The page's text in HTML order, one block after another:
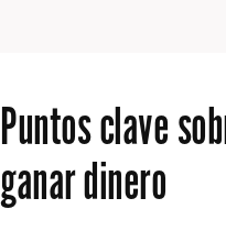
Puntos clave
ganar dinero